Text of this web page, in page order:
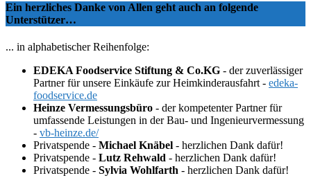
Ein herzliches Danke von Allen geht auch an folgende
Unterstützer…
... in alphabetischer Reihenfolge:
EDEKA Foodservice Stiftung & Co.KG - der zuverlässiger
Partner für unsere Einkäufe zur Heimkinderausfahrt - edeka-
foodservice.de
Heinze Vermessungsbüro - der kompetenter Partner für
umfassende Leistungen in der Bau- und Ingenieurvermessung
- vb-heinze.de/
Privatspende - Michael Knäbel - herzlichen Dank dafür!
Privatspende - Lutz Rehwald - herzlichen Dank dafür!
Privatspende - Sylvia Wohlfarth - herzlichen Dank dafür!